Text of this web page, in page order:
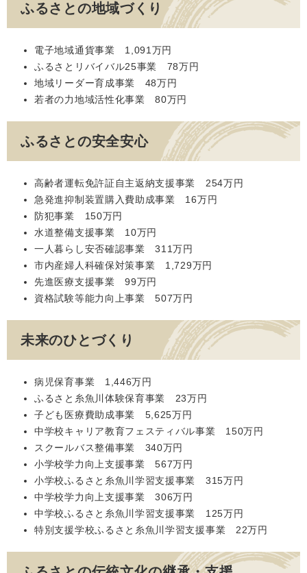
ふるさとの地域づくり
電子地域通貨事業 1,091万円
ふるさとリバイバル25事業 78万円
地域リーダー育成事業 48万円
若者の力地域活性化事業 80万円
ふるさとの安全安心
高齢者運転免許証自主返納支援事業 254万円
急発進抑制装置購入費助成事業 16万円
防犯事業 150万円
水道整備支援事業 10万円
一人暮らし安否確認事業 311万円
市内産婦人科確保対策事業 1,729万円
先進医療支援事業 99万円
資格試験等能力向上事業 507万円
未来のひとづくり
病児保育事業 1,446万円
ふるさと糸魚川体験保育事業 23万円
子ども医療費助成事業 5,625万円
中学校キャリア教育フェスティバル事業 150万円
スクールバス整備事業 340万円
小学校学力向上支援事業 567万円
小学校ふるさと糸魚川学習支援事業 315万円
中学校学力向上支援事業 306万円
中学校ふるさと糸魚川学習支援事業 125万円
特別支援学校ふるさと糸魚川学習支援事業 22万円